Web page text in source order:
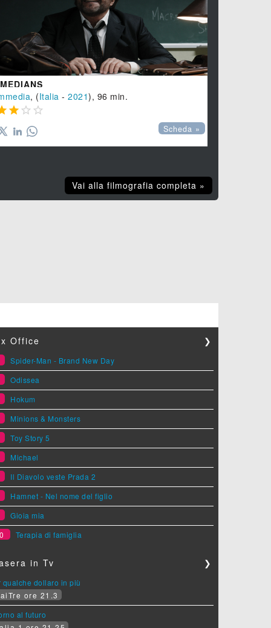
, (Italia - 2021), 96 min.
  
Scheda »
Vai alla filmografia completa »
Office ❯
Spider-Man - Brand New Day
Odissea
Hokum
Minions & Monsters
Toy Story 5
Michael
Il Diavolo veste Prada 2
Hamnet - Nel nome del figlio
Gioia mia
Terapia di famiglia
in Tv ❯
qualche dollaro in più
ore 21.3
al futuro